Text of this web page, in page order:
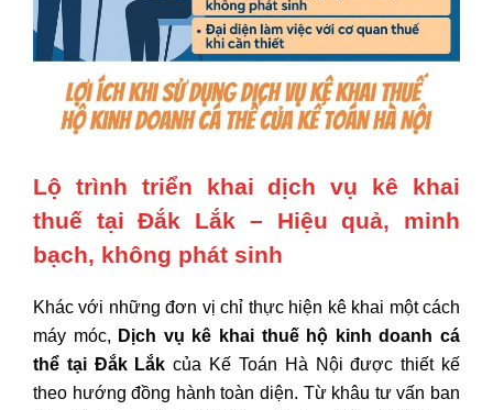
Lộ trình triển khai dịch vụ kê khai
thuế tại Đắk Lắk – Hiệu quả, minh
bạch, không phát sinh
Khác với những đơn vị chỉ thực hiện kê khai một cách
máy móc, Dịch vụ kê khai thuế hộ kinh doanh cá
thể tại Đắk Lắk của Kế Toán Hà Nội được thiết kế
theo hướng đồng hành toàn diện. Từ khâu tư vấn ban